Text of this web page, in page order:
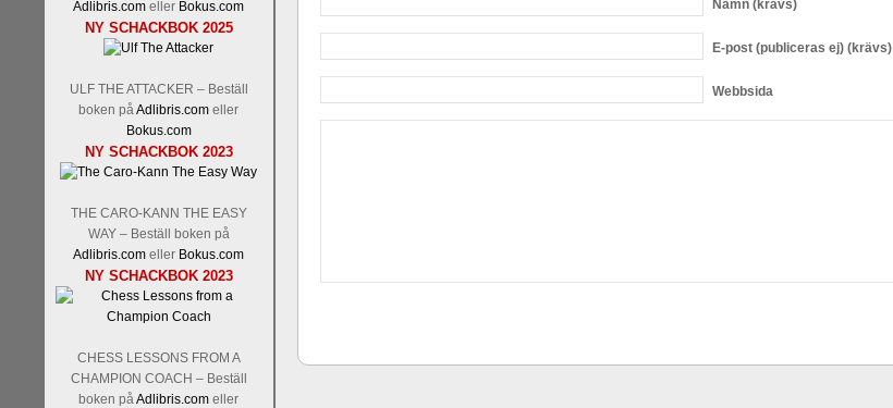
Adlibris.com eller Bokus.com
NY SCHACKBOK 2025
ULF THE ATTACKER – Beställ
boken påAdlibris.com eller
Bokus.com
NY SCHACKBOK 2023
THE CARO-KANN THE EASY
WAY – Beställ boken på
Adlibris.com eller Bokus.com
NY SCHACKBOK 2023
CHESS LESSONS FROM A
CHAMPION COACH – Beställ
boken påAdlibris.com eller
Namn(krävs)
E-post(publiceras ej) (krävs)
Webbsida